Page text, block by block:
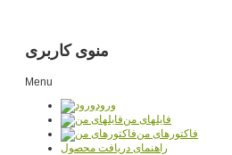
منوی کاربری
Menu
ورود
فایلهای من
فاکتورهای من
راهنمای دریافت محصول